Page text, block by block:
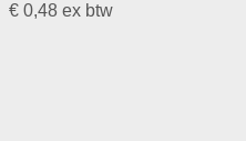
€ 0,48 ex btw